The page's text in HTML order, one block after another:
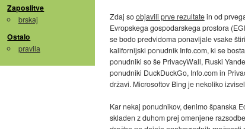
Zaposlitve
brskaj
Ostalo
pravila
Zdaj soobjavili prve rezultatein od
Evropskega gospodarskega prostora
se bodo predvidoma ponavljale vsake
kalifornijski ponudnik Info.com, ki se
ponudniki so še PrivacyWall, Ruski
ponudniki DuckDuckGo, Info.com in
državi. Microsoftov Bing je nekoliko
Kar nekaj ponudnikov, denimo španska
skladen z duhom prej omenjene